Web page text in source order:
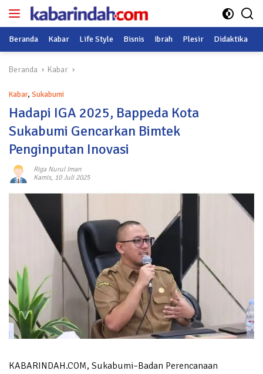
Langsung
Beranda Kabar Life Style Bisnis Ibrah Plesir Didaktika
Beranda Kabar
Kabar, Sukabumi
Hadapi IGA 2025, Bappeda Kota
Sukabumi Gencarkan Bimtek
Penginputan Inovasi
Riga Nurul Iman
Kamis, 10 Juli 2025
KABARINDAH.COM, Sukabumi–Badan Perencanaan